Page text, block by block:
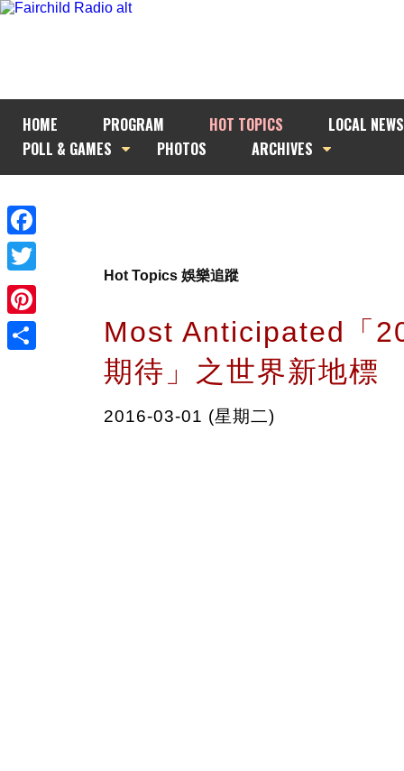
HOME PROGRAM HOT TOPICS
LOCAL NEWS
POLL & GAMES
PHOTOS ARCHIVES
Facebook
Twitter
Pinterest
Hot Topics 娛樂追蹤
Most Anticipated「
期待」之世界新地標
2016-03-01 (星期二)